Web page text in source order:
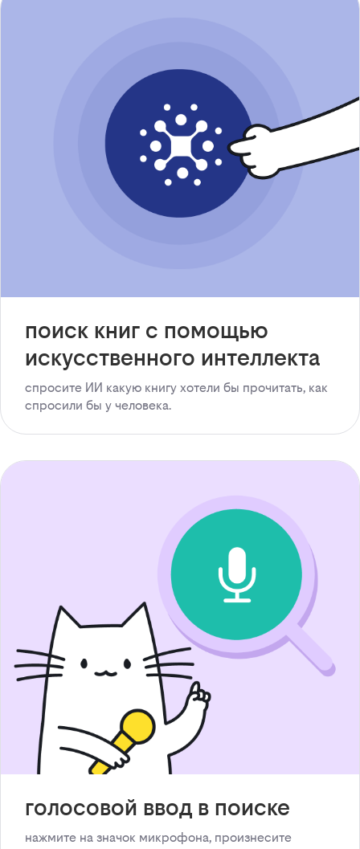
поиск книг с помощью
искусственного интеллекта
спросите ИИ какую книгу хотели бы прочитать, как
спросили бы у человека.
голосовой ввод в поиске
нажмите на значок микрофона, произнесите